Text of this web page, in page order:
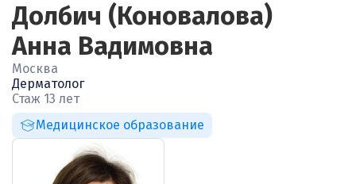
Медицинское образование
Долбич (Коновалова)
Анна Вадимовна
Москва
Дерматолог
Стаж 13 лет
Ваше имя:*
Ваш e-mail:*